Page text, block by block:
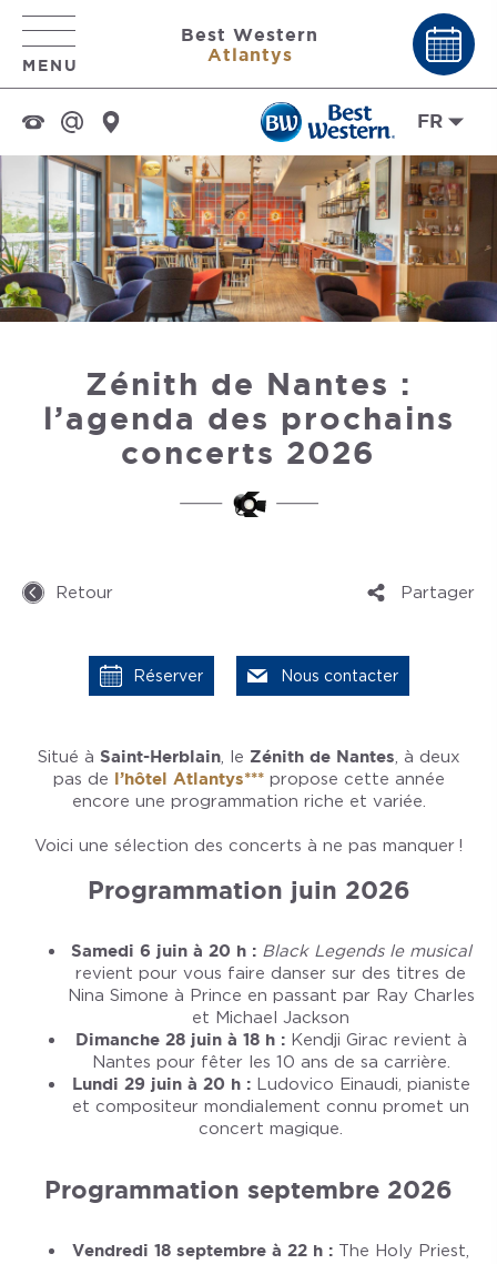
MENU
Best Western
Atlantys
FR
Zénith de Nantes :
l’agenda des prochains
concerts 2026
Retour Partager
Réserver Nous contacter
Situé à Saint-Herblain, le Zénith de Nantes, à deux
pas de l’hôtel Atlantys*** propose cette année
encore une programmation riche et variée.
Voici une sélection des concerts à ne pas manquer !
Programmation juin 2026
Samedi 6 juin à 20 h : Black Legends le musical
revient pour vous faire danser sur des titres de
Nina Simone à Prince en passant par Ray Charles
et Michael Jackson
Dimanche 28 juin à 18 h :Kendji Girac revient à
Nantes pour fêter les 10 ans de sa carrière.
Lundi 29 juin à 20 h :Ludovico Einaudi, pianiste
et compositeur mondialement connu promet un
concert magique.
Programmation septembre 2026
Vendredi 18 septembre à 22 h : The Holy Priest,